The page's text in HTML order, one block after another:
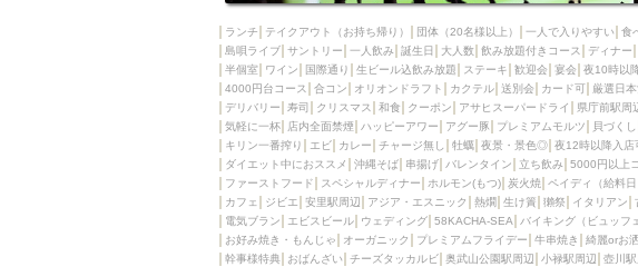
分煙 少人数貸切
ホッピー
焼肉 電気ブラン エ
マイク
サッポロ 昼宴会 イベ
市立病院前駅周辺
中華 お好み焼
綺麗orお洒落なトイレ
ランチバイキン
クラフトビール
鉄板焼き 幹事様
壺川駅周辺
秋限定メニュー 春限
ラクレット
赤嶺駅周辺 シードル
ランチ テイクアウト（お持ち帰り） 団体（20名様以上） 一人で入りやすい 食
島唄ライブ サントリー 一人飲み 誕生日 大人数 飲み放題付きコース ディナー
半個室
ワイン 国際通り 生ビール込飲み放題 ステーキ 歓迎会 宴会 夜10時以
4000円台コース
合コン オリオンドラフト カクテル 送別会 カード可 厳選日
デリバリー
寿司 クリスマス 和食 クーポン アサヒスーパードライ 県庁前駅周
気軽に一杯
店内全面禁煙 ハッピーアワー アグー豚 プレミアムモルツ 貝づくし
キリン一番搾り
エビ カレー チャージ無し 牡蠣 夜景・景色◎ 夜12時以降入店
ダイエット中におススメ
沖縄そば 串揚げ バレンタイン 立ち飲み 5000円以上
ファーストフード
スペシャルディナー ホルモン(もつ) 炭火焼 ペイディ（給料日
カフェ
ジビエ 安里駅周辺 アジア・エスニック 熱燗 生け簀 獺祭 イタリアン
電気ブラン
エビスビール ウェディング 58KACHA-SEA バイキング（ビュッフ
お好み焼き・もんじゃ
オーガニック プレミアムフライデー 牛串焼き 綺麗orお
幹事様特典
おばんざい チーズタッカルビ 奥武山公園駅周辺 小禄駅周辺 壺川駅